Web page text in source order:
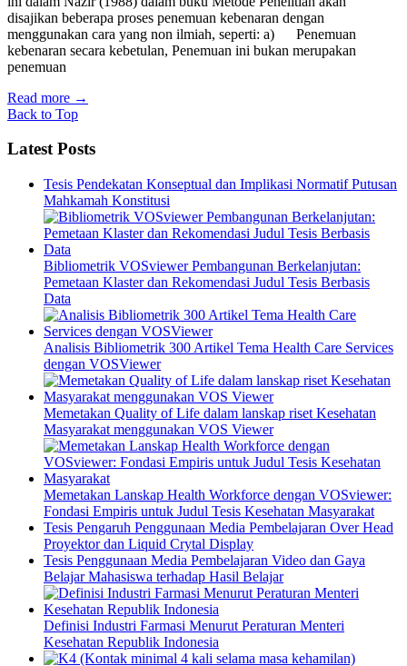
disajikan beberapa proses penemuan kebenaran dengan
menggunakan cara yang non ilmiah, seperti: a) Penemuan
kebenaran secara kebetulan, Penemuan ini bukan merupakan
penemuan
Read more →
Back to Top
Latest Posts
Tesis Pendekatan Konseptual dan Implikasi Normatif Putusan
Mahkamah Konstitusi
Bibliometrik VOSviewer Pembangunan Berkelanjutan:
Pemetaan Klaster dan Rekomendasi Judul Tesis Berbasis
Data
Analisis Bibliometrik 300 Artikel Tema Health Care Services
dengan VOSViewer
Memetakan Quality of Life dalam lanskap riset Kesehatan
Masyarakat menggunakan VOS Viewer
Memetakan Lanskap Health Workforce dengan VOSviewer:
Fondasi Empiris untuk Judul Tesis Kesehatan Masyarakat
Tesis Pengaruh Penggunaan Media Pembelajaran Over Head
Proyektor dan Liquid Crytal Display
Tesis Penggunaan Media Pembelajaran Video dan Gaya
Belajar Mahasiswa terhadap Hasil Belajar
Definisi Industri Farmasi Menurut Peraturan Menteri
Kesehatan Republik Indonesia